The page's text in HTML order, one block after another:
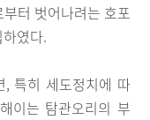
터 벗어나려는 호포
였다.
, 특히 세도정치에 따
이는 탐관오리의 부